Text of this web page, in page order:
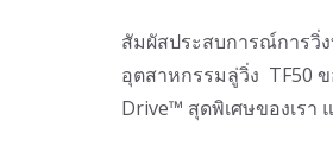
สัมผัสประสบการณ์การวิ่
อุตสาหกรรมลู่วิ่ง TF50
Drive™ สุดพิเศษของเรา